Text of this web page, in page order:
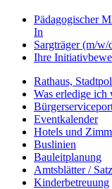
Pädagogischer
In
Sargträger (m/w/
Ihre
Rathaus,
Was erledige ich
Eventkalender
Hotels und
Buslinien
Bauleitplanung
Amtsblätter /
Kinderbetreuung